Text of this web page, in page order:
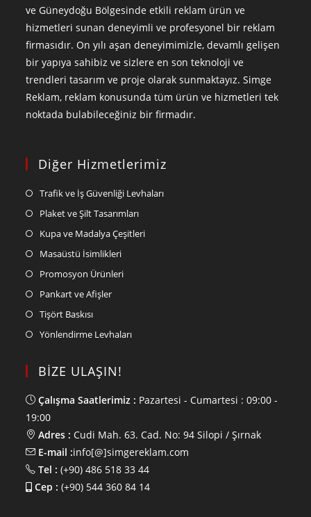
ve Güneydoğu Bölgesinde etkili reklam ürün ve
hizmetleri sunan deneyimli ve profesyonel bir reklam
firmasıdır. On yılı aşan deneyimimizle, devamlı gelişen
bir yapıya sahibiz ve sizlere en son teknoloji ve
trendleri tasarım ve proje olarak sunmaktayız. Simge
Reklam, reklam konusunda tüm ürün ve hizmetleri tek
noktada bulabileceğiniz bir firmadır.
Diğer Hizmetlerimiz
Trafik ve İş Güvenliği Levhaları
Plaket ve Şilt Tasarımları
Kupa ve Madalya Çeşitleri
Masaüstü İsimlikleri
Promosyon Ürünleri
Pankart ve Afişler
Tişört Baskısı
Yönlendirme Levhaları
BİZE ULAŞIN!
Çalışma Saatlerimiz : Pazartesi - Cumartesi : 09:00 -
19:00
Adres : Cudi Mah. 63. Cad. No: 94 Silopi / Şırnak
E-mail :info[@]simgereklam.com
Tel : (+90) 486 518 33 44
Cep : (+90) 544 360 84 14